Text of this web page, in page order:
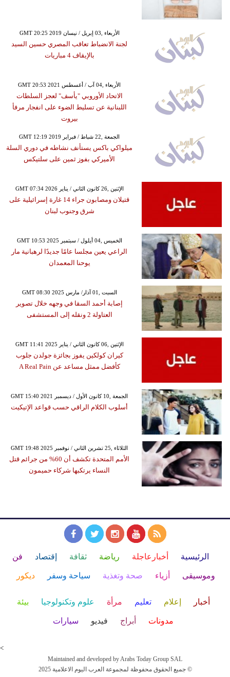
GMT 20:25 2019 الأربعاء ,03 إبريل / نيسان
لجنة الانضباط تعاقب المصري حسين السيد
بالإيقاف 4 مباريات
GMT 20:53 2021 الأربعاء ,04 آب / أغسطس
الاتحاد الأوروبي "يأسف" لعجز السلطات
اللبنانية عن تسليط الضوء على انفجار مرفأ
بيروت
GMT 12:19 2019 الجمعة ,22 شباط / فبراير
ميلواكي باكس يستأنف نشاطه في دوري السلة
الأميركي بفوز ثمين على سلتيكس
GMT 07:34 2026 الإثنين ,26 كانون الثاني / يناير
قتيلان ومصابون جراء 14 غارة إسرائيلية على
شرق وجنوب لبنان
GMT 10:53 2025 الخميس ,04 أيلول / سبتمبر
الراعي يعين مجلسا عامًا جديدًا لرهبانية مار
يوحنا المعمدان
GMT 08:30 2025 السبت ,01 آذار/ مارس
إصابة أحمد السقا في وجهه خلال تصوير
العتاولة 2 ونقله إلى المستشفى
GMT 11:41 2025 الإثنين ,06 كانون الثاني / يناير
كيران كولكين يفوز بجائزة جولدن جلوب
كأفضل ممثل مساعد عن A Real Pain
GMT 15:40 2021 الجمعة ,10 كانون الأول / ديسمبر
أسلوب الكلام الراقي حسب قواعد الإتيكيت
GMT 19:48 2025 الثلاثاء ,25 تشرين الثاني / نوفمبر
الأمم المتحدة تكشف أن 60% من جرائم قتل
النساء يرتكبها شركاء حميمون
الرئيسية أخبارعاجلة رياضة ثقافة إقتصاد فن
وموسيقى أزياء صحة وتغذية سياحة وسفر ديكور
أخبار إعلام تعليم مرأة علوم وتكنولوجيا بيئة
مدونات أبراج فيديو سيارات
<
Maintained and developed by Arabs Today Group SAL
جميع الحقوق محفوظة لمجموعة العرب اليوم الاعلامية 2025 ©